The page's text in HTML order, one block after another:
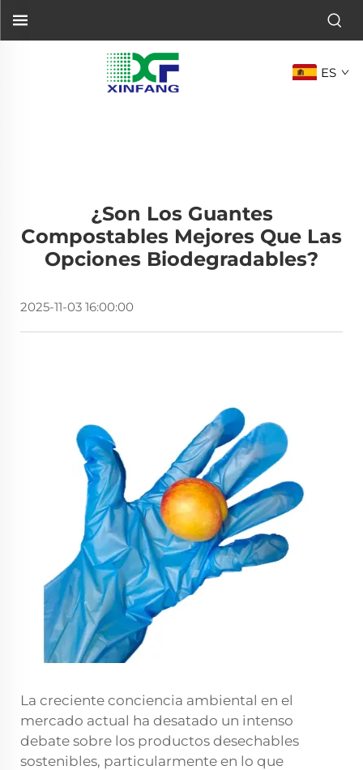
ES
¿Son Los Guantes
Compostables Mejores Que Las
Opciones Biodegradables?
2025-11-03 16:00:00
La creciente conciencia ambiental en el
mercado actual ha desatado un intenso
debate sobre los productos desechables
sostenibles, particularmente en lo que